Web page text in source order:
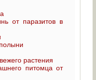
от паразитов в
растения
питомца от